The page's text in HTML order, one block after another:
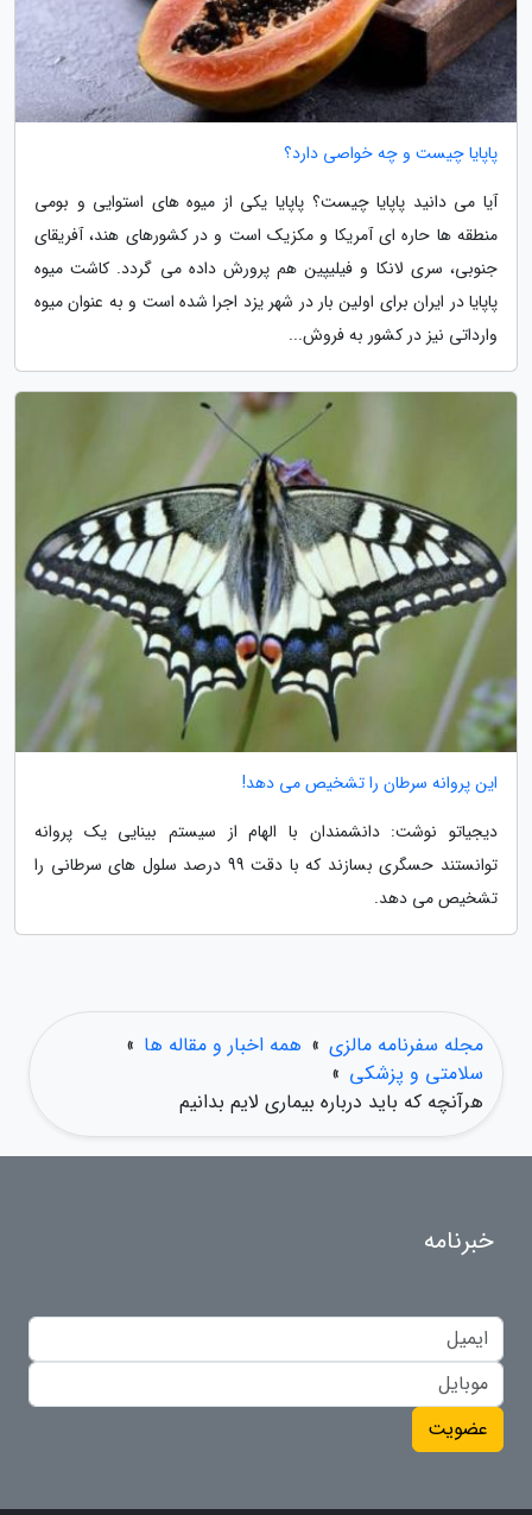
پاپایا چیست و چه خواصی دارد؟
آیا می دانید پاپایا چیست؟ پاپایا یکی از میوه های استوایی و بومی
منطقه ها حاره ای آمریکا و مکزیک است و در کشورهای هند، آفریقای
جنوبی، سری لانکا و فیلیپین هم پرورش داده می گردد. کاشت میوه
پاپایا در ایران برای اولین بار در شهر یزد اجرا شده است و به عنوان میوه
وارداتی نیز در کشور به فروش...
این پروانه سرطان را تشخیص می دهد!
دیجیاتو نوشت: دانشمندان با الهام از سیستم بینایی یک پروانه
توانستند حسگری بسازند که با دقت 99 درصد سلول های سرطانی را
تشخیص می دهد.
مجله سفرنامه مالزی » همه اخبار و مقاله ها »
سلامتی و پزشکی »
هرآنچه که باید درباره بیماری لایم بدانیم
خبرنامه
عضویت